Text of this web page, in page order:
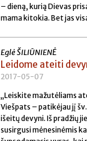
– dieną, kurią Dievas
mama kitokia. Bet jas
Eglė ŠILIŪNIENĖ
Leidome ateiti
2017-05-07
„Leiskite mažutėliams
Viešpats – patikėjau jį
išeitų devyni. Iš pradžių
susirgusi mėnesinėmis